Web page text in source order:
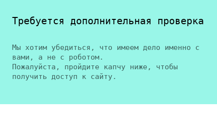
Требуется дополнительная проверка
Мы хотим убедиться, что имеем дело именно с
вами, а не с роботом.
Пожалуйста, пройдите капчу ниже, чтобы
получить доступ к сайту.